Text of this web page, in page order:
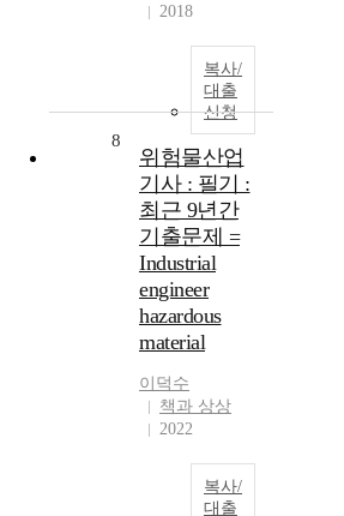
2018
복사/
대출
신청
8
위험물산업
기사 : 필기 :
최근 9년간
기출문제 =
Industrial
engineer
hazardous
material
이덕수
책과 상상
2022
복사/
대출